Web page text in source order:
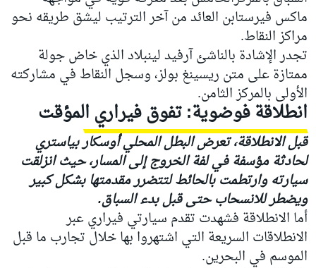
ماكس فيرستابن العائد من آخر الترتيب ليشق طريقه نحو
مراكز النقاط.
تجدر الإشادة بالناشئ آرفيد لينبلاد الذي خاض جولة
ممتازة على متن ريسينغ بولز، وسجل النقاط في مشاركته
الأولى بالمركز الثامن.
انطلاقة فوضوية: تفوق فيراري المؤقت
قبل الانطلاقة، تعرض البطل المحلي أوسكار بياستري
لحادثة مؤسفة في لفة الخروج إلى المسار، حيث انزلقت
سيارته وارتطمت بالحائط لتتضرر مقدمتها بشكل كبير
ويضطر للانسحاب حتى قبل بدء السباق.
أما الانطلاقة فشهدت تقدم سيارتي فيراري عبر
الانطلاقات السريعة التي اشتهروا بها خلال تجارب ما قبل
الموسم في البحرين.